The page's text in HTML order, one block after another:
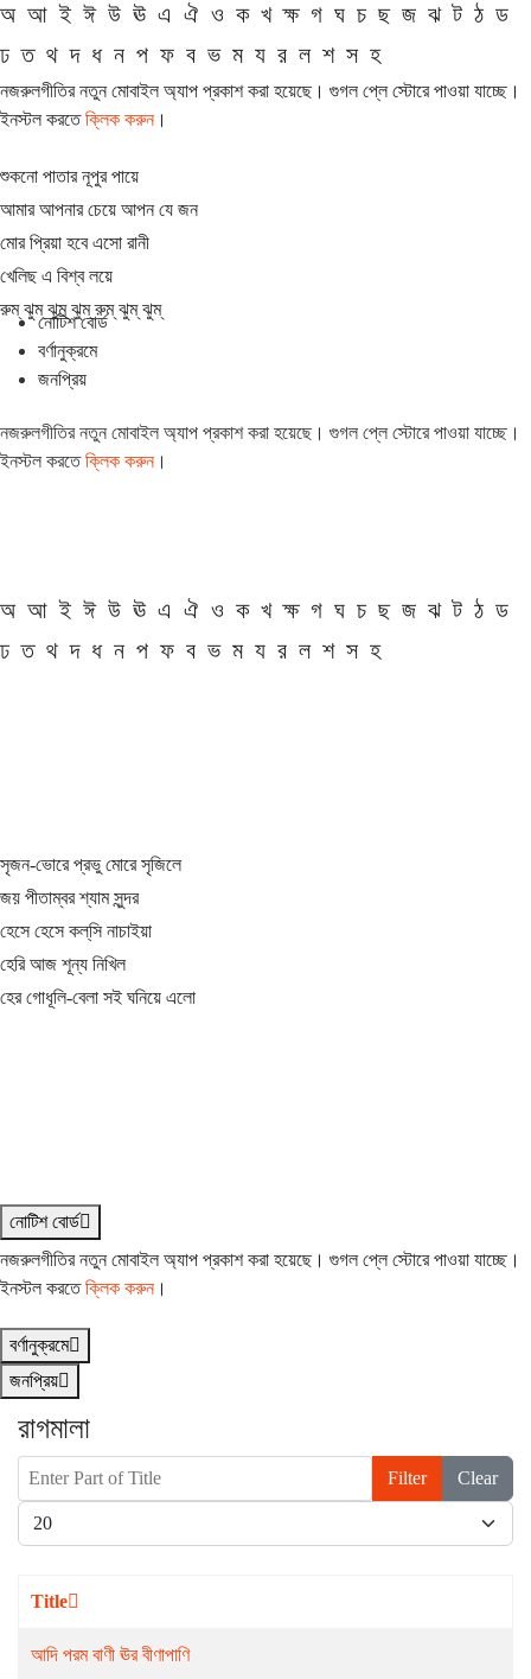
অ আ ই ঈ উ ঊ এ ঐ ও ক খ ক্ষ গ ঘ চ ছ জ ঝ ট ঠ ড
ঢ ত থ দ ধ ন প ফ ব ভ ম য র ল শ স হ
নজরুলগীতির নতুন মোবাইল অ্যাপ প্রকাশ করা হয়েছে। গুগল প্লে স্টোরে পাওয়া যাচ্ছে।
ইনস্টল করতেক্লিক করুন।
শুকনো পাতার নূপুর পায়ে
আমার আপনার চেয়ে আপন যে জন
মোর প্রিয়া হবে এসো রানী
খেলিছ এ বিশ্ব লয়ে
রুম্ ঝুম্ ঝুম্ ঝুম্ রুম্ ঝুম্ ঝুম্
নোটিশ বোর্ড
বর্ণানুক্রমে
জনপ্রিয়
নজরুলগীতির নতুন মোবাইল অ্যাপ প্রকাশ করা হয়েছে। গুগল প্লে স্টোরে পাওয়া যাচ্ছে।
ইনস্টল করতেক্লিক করুন।
অ আ ই ঈ উ ঊ এ ঐ ও ক খ ক্ষ গ ঘ চ ছ জ ঝ ট ঠ ড
ঢ ত থ দ ধ ন প ফ ব ভ ম য র ল শ স হ
সৃজন-ভোরে প্রভু মোরে সৃজিলে
জয় পীতাম্বর শ্যাম সুন্দর
হেসে হেসে কল্‌সি নাচাইয়া
হেরি আজ শূন্য নিখিল
হের গোধূলি-বেলা সই ঘনিয়ে এলো
নোটিশ বোর্ড
নজরুলগীতির নতুন মোবাইল অ্যাপ প্রকাশ করা হয়েছে। গুগল প্লে স্টোরে পাওয়া যাচ্ছে।
ইনস্টল করতেক্লিক করুন।
বর্ণানুক্রমে
জনপ্রিয়
রাগমালা
Enter Part of Title Filter
Clear
Display #
Title
আদি পরম বাণী ঊর বীণাপাণি